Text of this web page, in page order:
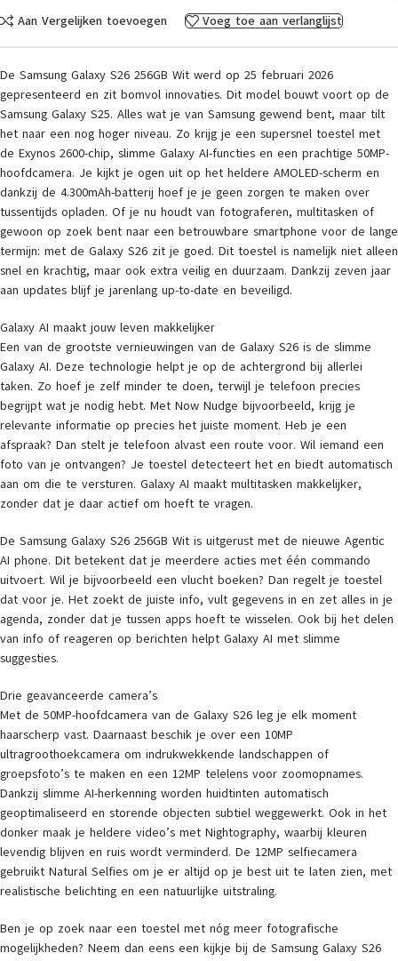
Aan Vergelijken toevoegen Voeg toe aan verlanglijst
De Samsung Galaxy S26 256GB Wit werd op 25 februari 2026
gepresenteerd en zit bomvol innovaties. Dit model bouwt voort op de
Samsung Galaxy S25. Alles wat je van Samsung gewend bent, maar tilt
het naar een nog hoger niveau. Zo krijg je een supersnel toestel met
de Exynos 2600-chip, slimme Galaxy AI-functies en een prachtige 50MP-
hoofdcamera. Je kijkt je ogen uit op het heldere AMOLED-scherm en
dankzij de 4.300mAh-batterij hoef je je geen zorgen te maken over
tussentijds opladen. Of je nu houdt van fotograferen, multitasken of
gewoon op zoek bent naar een betrouwbare smartphone voor de lange
termijn: met de Galaxy S26 zit je goed. Dit toestel is namelijk niet alleen
snel en krachtig, maar ook extra veilig en duurzaam. Dankzij zeven jaar
aan updates blijf je jarenlang up-to-date en beveiligd.
Galaxy AI maakt jouw leven makkelijker
Een van de grootste vernieuwingen van de Galaxy S26 is de slimme
Galaxy AI. Deze technologie helpt je op de achtergrond bij allerlei
taken. Zo hoef je zelf minder te doen, terwijl je telefoon precies
begrijpt wat je nodig hebt. Met Now Nudge bijvoorbeeld, krijg je
relevante informatie op precies het juiste moment. Heb je een
afspraak? Dan stelt je telefoon alvast een route voor. Wil iemand een
foto van je ontvangen? Je toestel detecteert het en biedt automatisch
aan om die te versturen. Galaxy AI maakt multitasken makkelijker,
zonder dat je daar actief om hoeft te vragen.
De Samsung Galaxy S26 256GB Wit is uitgerust met de nieuwe Agentic
AI phone. Dit betekent dat je meerdere acties met één commando
uitvoert. Wil je bijvoorbeeld een vlucht boeken? Dan regelt je toestel
dat voor je. Het zoekt de juiste info, vult gegevens in en zet alles in je
agenda, zonder dat je tussen apps hoeft te wisselen. Ook bij het delen
van info of reageren op berichten helpt Galaxy AI met slimme
suggesties.
Drie geavanceerde camera’s
Met de 50MP-hoofdcamera van de Galaxy S26 leg je elk moment
haarscherp vast. Daarnaast beschik je over een 10MP
ultragroothoekcamera om indrukwekkende landschappen of
groepsfoto’s te maken en een 12MP telelens voor zoomopnames.
Dankzij slimme AI-herkenning worden huidtinten automatisch
geoptimaliseerd en storende objecten subtiel weggewerkt. Ook in het
donker maak je heldere video’s met Nightography, waarbij kleuren
levendig blijven en ruis wordt verminderd. De 12MP selfiecamera
gebruikt Natural Selfies om je er altijd op je best uit te laten zien, met
realistische belichting en een natuurlijke uitstraling.
Ben je op zoek naar een toestel met nóg meer fotografische
mogelijkheden? Neem dan eens een kijkje bij de Samsung Galaxy S26